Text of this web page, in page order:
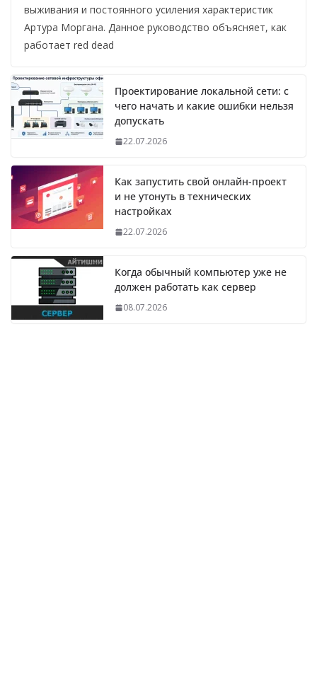
выживания и постоянного усиления характеристик
Артура Моргана. Данное руководство объясняет, как
работает red dead
Проектирование локальной сети: с
чего начать и какие ошибки нельзя
допускать
22.07.2026
Как запустить свой онлайн-проект
и не утонуть в технических
настройках
22.07.2026
Когда обычный компьютер уже не
должен работать как сервер
08.07.2026